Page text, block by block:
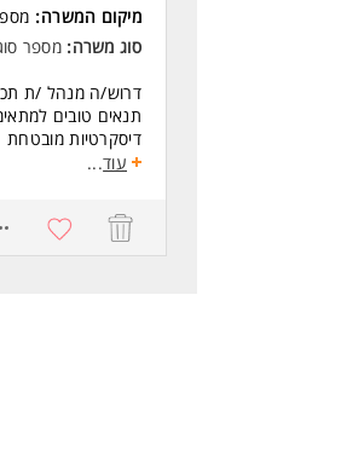
המשרה מיועדת
לעוד משרות ומידע
מיקום המשרה:
סוג משרה: מספר
דרוש/ה מנהל /ת
תנאים טובים
דיסקרטיות מובטחת
דרישות:
מספר תקנים
בני ברק,תל
עוד...